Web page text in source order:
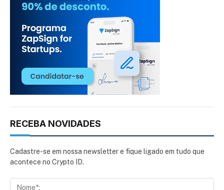
RECEBA NOVIDADES
Cadastre-se em nossa newsletter e fique ligado em tudo que
acontece no Crypto ID.